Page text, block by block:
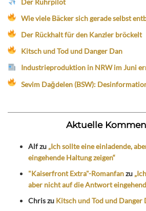
Der Ruhrpilot
Wie viele Bäcker sich gerade selbst
Der Rückhalt für den Kanzler bröckelt
Kitsch und Tod und Danger Dan
Industrieproduktion in NRW im Juni
Sevim Dağdelen (BSW):
Aktuelle
Alfzu „Ich sollte eine einladende,
eingehende Haltung zeigen“
"Kaiserfront Extra"-Romanfanzu
aber nicht auf die Antwort
Chriszu Kitsch und Tod und Danger